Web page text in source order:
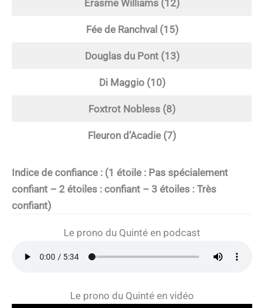
Erasme Williams (12)
Fée de Ranchval (15)
Douglas du Pont (13)
Di Maggio (10)
Foxtrot Nobless (8)
Fleuron d’Acadie (7)
Indice de confiance : (1 étoile : Pas spécialement
confiant – 2 étoiles : confiant – 3 étoiles : Très
confiant)
Le prono du Quinté en podcast
Le prono du Quinté en vidéo